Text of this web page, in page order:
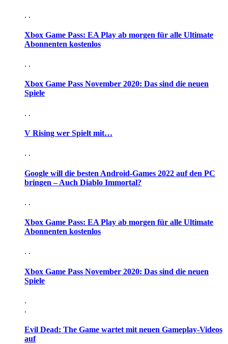
. .
Xbox Game Pass: EA Play ab morgen für alle Ultimate
Abonnenten kostenlos
. .
Xbox Game Pass November 2020: Das sind die neuen
Spiele
. .
V Rising wer Spielt mit…
. .
Google will die besten Android-Games 2022 auf den PC
bringen – Auch Diablo Immortal?
. .
Xbox Game Pass: EA Play ab morgen für alle Ultimate
Abonnenten kostenlos
. .
Xbox Game Pass November 2020: Das sind die neuen
Spiele
.
.
Evil Dead: The Game wartet mit neuen Gameplay-Videos
auf